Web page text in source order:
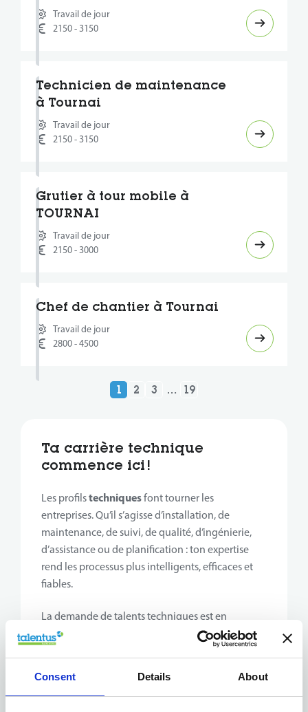
Consent Details About
Travail de jour
2150 - 3150
Technicien de maintenance
à Tournai
Travail de jour
2150 - 3150
Grutier à tour mobile à
TOURNAI
Travail de jour
2150 - 3000
Chef de chantier à Tournai
Travail de jour
2800 - 4500
1 2 3 … 19
Ta carrière technique
commence ici !
Les profilstechniquesfont tourner les
entreprises. Qu’il s’agisse d’installation, de
maintenance, de suivi, de qualité, d’ingénierie,
d’assistance ou de planification : ton expertise
rend les processus plus intelligents, efficaces et
fiables.
La demande de talents techniques est en
constante croissance. Les entreprises recherchent
des collaborateurs motivés, curieux et prêts à
opérations.